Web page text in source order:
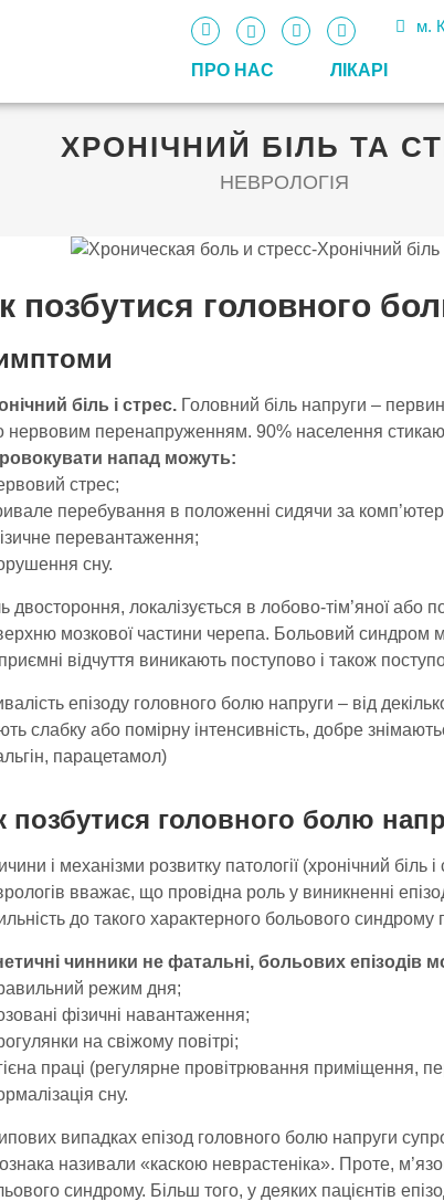
м.
ПРО НАС ЛІКАРІ
ХРОНІЧНИЙ БІЛЬ ТА
НЕВРОЛОГІЯ
позбутися головного
біль і стрес. Головний біль напруги –
нервовим перенапруженням. 90% населення
напад можуть:
стрес;
перебування в положенні сидячи за
перевантаження;
сну.
двостороння, локалізується в лобово-тім’яної або
мозкової частини черепа. Больовий синдром
відчуття виникають поступово і також
епізоду головного болю напруги – від
слабку або помірну інтенсивність, добре
парацетамол)
позбутися головного болю
і механізми розвитку патології (хронічний біль
вважає, що провідна роль у виникненні
до такого характерного больового синдрому
чинники не фатальні, больових
режим дня;
фізичні навантаження;
на свіжому повітрі;
праці (регулярне провітрювання приміщення,
сну.
випадках епізод головного болю напруги
називали «каскою неврастеніка». Проте,
синдрому. Більш того, у деяких пацієнтів